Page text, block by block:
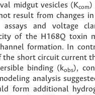
midgut vesicles (Kcom)
result from changes
and voltage
of the H168Q toxin
formation. In
the short circuit current
binding (kobs),
analysis
form additional